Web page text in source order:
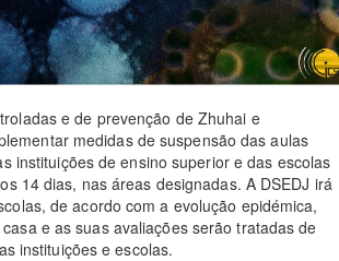
e de prevenção de Zhuhai e
medidas de suspensão das aulas
instituições de ensino superior e das escolas
14 dias, nas áreas designadas. A DSEDJ irá
de acordo com a evolução epidémica,
e as suas avaliações serão tratadas de
instituições e escolas.